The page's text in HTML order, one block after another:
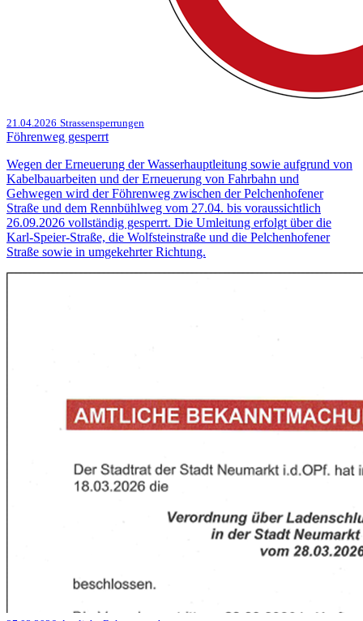
21.04.2026 Strassensperrungen
Föhrenweg gesperrt
Wegen der Erneuerung der Wasserhauptleitung sowie aufgrund von
Kabelbauarbeiten und der Erneuerung von Fahrbahn und
Gehwegen wird der Föhrenweg zwischen der Pelchenhofener
Straße und dem Rennbühlweg vom 27.04. bis voraussichtlich
26.09.2026 vollständig gesperrt. Die Umleitung erfolgt über die
Karl-Speier-Straße, die Wolfsteinstraße und die Pelchenhofener
Straße sowie in umgekehrter Richtung.